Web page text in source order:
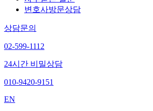
변호사방문상담
상담문의
02-599-1112
24시간 비밀상담
010-9420-9151
EN